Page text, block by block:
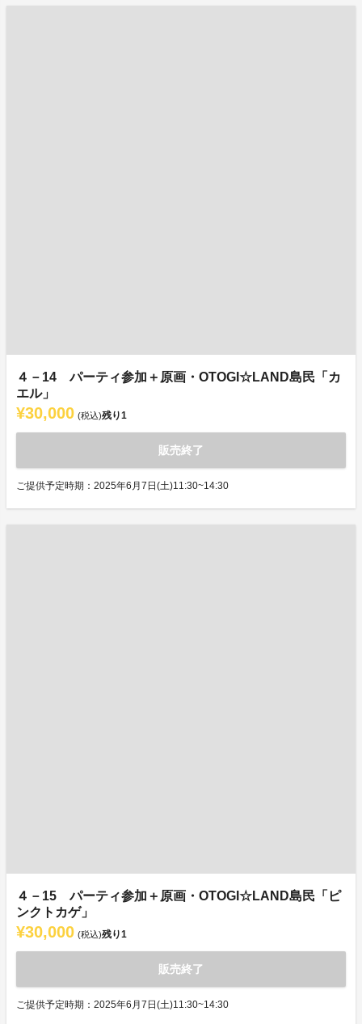
４－14 パーティ参加＋原画・OTOGI☆LAND島民「カ
エル」
¥30,000 (税込)残り1
販売終了
ご提供予定時期：2025年6月7日(土)11:30~14:30
４－15 パーティ参加＋原画・OTOGI☆LAND島民「ピ
ンクトカゲ」
¥30,000 (税込)残り1
販売終了
ご提供予定時期：2025年6月7日(土)11:30~14:30